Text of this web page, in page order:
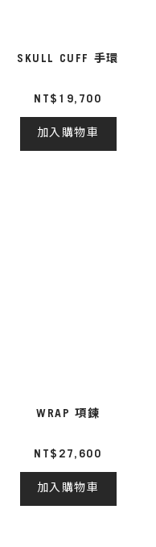
SKULL CUFF 手環
NT$19,700
加入購物車
WRAP 項鍊
NT$27,600
加入購物車